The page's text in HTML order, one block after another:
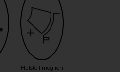
Halsteil möglich